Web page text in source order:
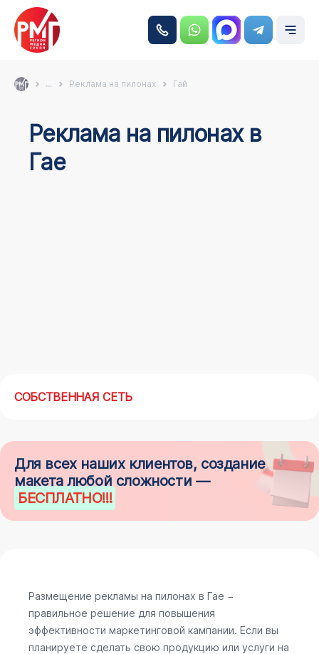
... Реклама на пилонах Гай
Реклама на пилонах в
Гае
СОБСТВЕННАЯ СЕТЬ
Для всех наших клиентов, создание
макета любой сложности —
БЕСПЛАТНО!!!
Размещение рекламы на пилонах в Гае −
правильное решение для повышения
эффективности маркетинговой кампании. Если вы
планируете сделать свою продукцию или услуги на